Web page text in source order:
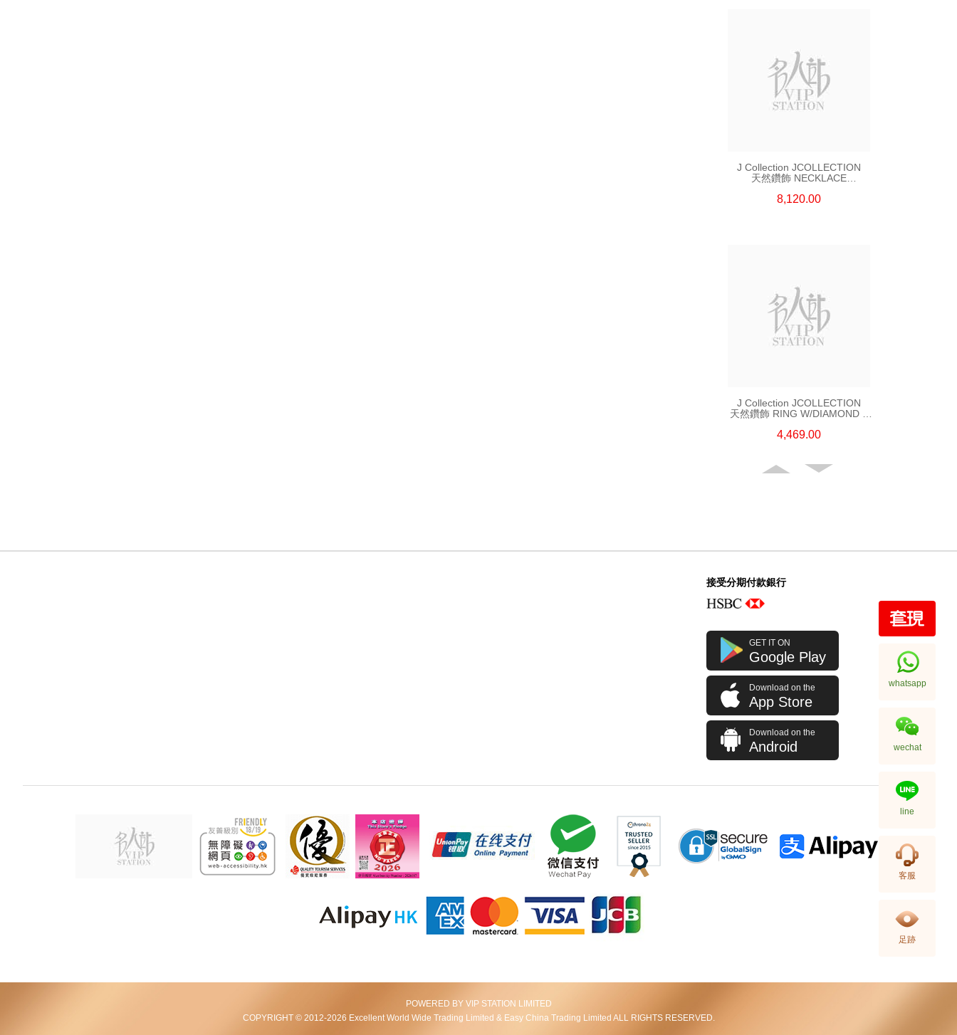
J Collection JCOLLECTION
天然鑽飾 NECKLACE
CT58 RDDI 0.66 CT4 TPDITAPA
8,120.00
J Collection JCOLLECTION
天然鑽飾 RING W/DIAMOND 5
CT18KR 2.62 GM (EUR 55)
4,469.00
J Collection JCOLLECTION
天然鑽飾 RING W/DIAMOND 70
RDDI 0.63 CT18KW 4.45 GM
(CZ)
7,114.00
接受分期付款銀行
GET IT ON
Google Play
Download on the
App Store
Download on the
Android
POWERED BY VIP STATION LIMITED
COPYRIGHT © 2012-2026 Excellent World Wide Trading Limited & Easy China Trading Limited ALL RIGHTS RESERVED.
whatsapp
wechat
line
客服
足跡